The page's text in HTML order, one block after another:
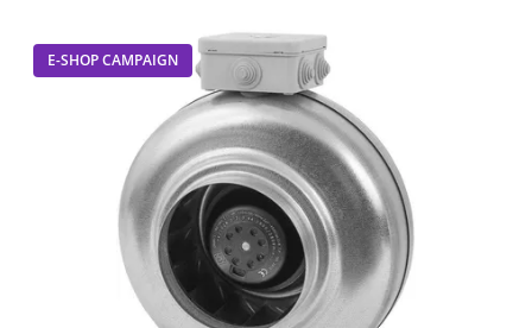
E-SHOP CAMPAIGN